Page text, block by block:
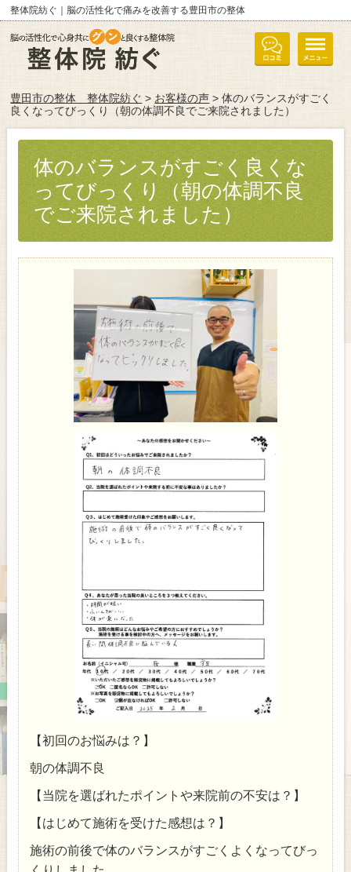
整体院紡ぐ｜脳の活性化で痛みを改善する豊田市の整体
豊田市の整体 整体院紡ぐ > お客様の声 > 体のバランスがすごく
良くなってびっくり（朝の体調不良でご来院されました）
体のバランスがすごく良くな
ってびっくり（朝の体調不良
でご来院されました）
【初回のお悩みは？】
朝の体調不良
【当院を選ばれたポイントや来院前の不安は？】
【はじめて施術を受けた感想は？】
施術の前後で体のバランスがすごくよくなってびっ